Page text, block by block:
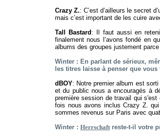
Crazy Z.: C’est d’ailleurs le secret
mais c’est important de les cuire
Tall Bastard : Il faut aussi en
finalement nous l’avons fondé en
albums des groupes justement
Winter : En parlant de sérieux,
les titres laisse à penser que
dBOY: Notre premier album est
et du public nous a encouragés à
première session de travail qui
fois nous avons inclus Crazy Z.
sommes revenus sur Paris avec
Winter : Herrschaftreste-t-il votre